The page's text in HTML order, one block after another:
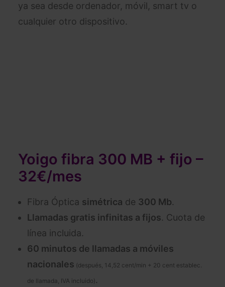
ya sea desde ordenador, móvil, smart tv o
cualquier otro dispositivo.
Yoigo fibra 300 MB + fijo –
32€/mes
Fibra Óptica simétrica de 300 Mb.
Llamadas gratis infinitas a fijos. Cuota de
línea incluida.
60 minutos de llamadas a móviles
nacionales (después, 14,52 cent/min + 20 cent establec.
de llamada, IVA incluido) .